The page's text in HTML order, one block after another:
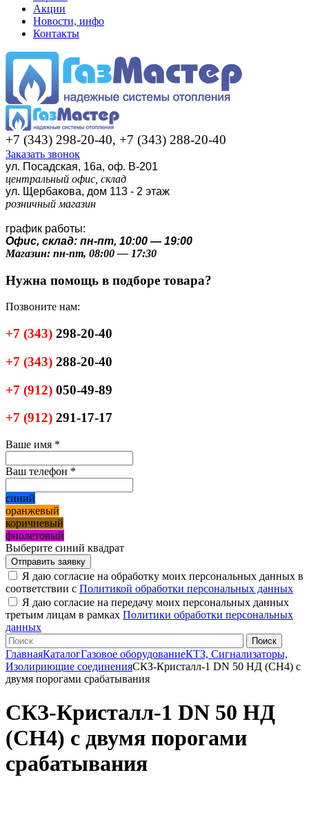
Акции
Новости, инфо
Контакты
+7 (343) 298-20-40, +7 (343) 288-20-40
Заказать звонок
ул. Посадская, 16а, оф. В-201
центральный офис, склад
ул. Щербакова, дом 113 - 2 этаж
розничный магазин
график работы:
Офис, склад: пн-пт, 10:00 — 19:00
Магазин: пн-пт, 08:00 — 17:30
Нужна помощь в подборе товара?
Позвоните нам:
+7 (343) 298-20-40
+7 (343) 288-20-40
+7 (912) 050-49-89
+7 (912) 291-17-17
Ваше имя *
Ваш телефон *
синий
оранжевый
коричневый
фиолетовый
Выберите синий квадрат
Я даю согласие на обработку моих персональных данных в
соответствии с Политикой обработки персональных данных
Я даю согласие на передачу моих персональных данных
третьим лицам в рамках Политики обработки персональных
данных
ГлавнаяКаталогГазовое оборудованиеКТЗ, Сигнализаторы,
Изолириющие соединенияСКЗ-Кристалл-1 DN 50 НД (CH4) с
двумя порогами срабатывания
СКЗ-Кристалл-1 DN 50 НД
(CH4) с двумя порогами
срабатывания